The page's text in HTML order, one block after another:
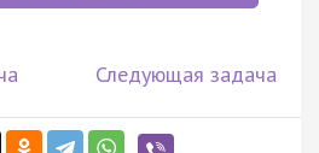
Следующая задача